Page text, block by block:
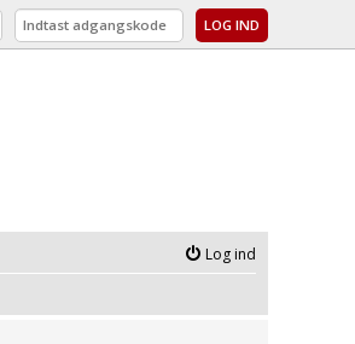
Log ind